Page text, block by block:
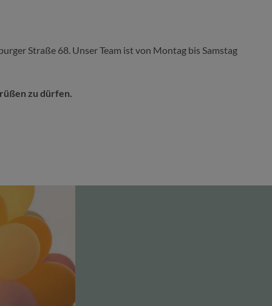
Straße 68. Unser Team ist von Montag bis Samstag
zu dürfen.